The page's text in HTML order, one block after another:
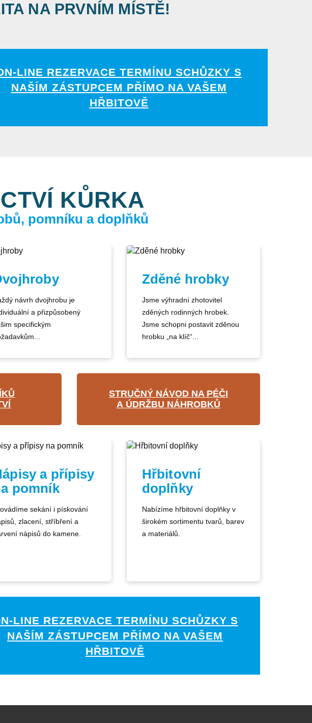
NA PRVNÍM MÍSTĚ!
LINE REZERVACE TERMÍNU SCHŮZKY S
NAŠÍM ZÁSTUPCEM PŘÍMO NA VAŠEM
HŘBITOVĚ
KŮRKA
pomníku a doplňků
návrh dvojhrobu je
a přizpůsobený
specifickým
Zděné hrobky
Jsme výhradní zhotovitel
zděných rodinných hrobek.
Jsme schopni postavit zděnou
hrobku „na klíč“...
STRUČNÝ NÁVOD NA PÉČI
A ÚDRŽBU NÁHROBKŮ
a přípisy
pomník
sekání i pískování
zlacení, stříbření a
nápisů do kamene.
Hřbitovní
doplňky
Nabízíme hřbitovní doplňky v
širokém sortimentu tvarů, barev
a materiálů.
LINE REZERVACE TERMÍNU SCHŮZKY S
NAŠÍM ZÁSTUPCEM PŘÍMO NA VAŠEM
HŘBITOVĚ